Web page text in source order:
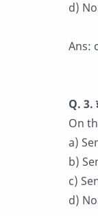
d)
Ans:
Q. 3.
On
a)
b)
c)
d)